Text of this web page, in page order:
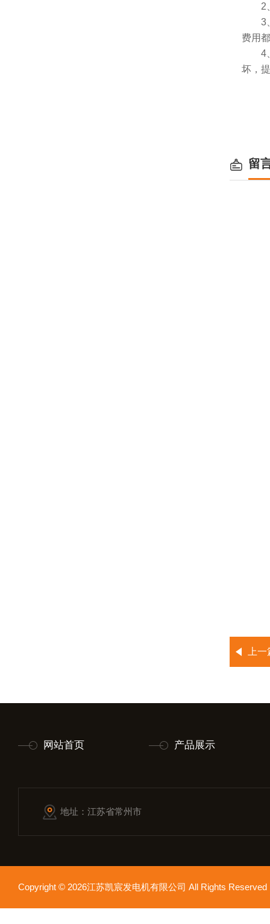
2、
3、
费用
4、
坏，
留
上
网站首页 产品展示
地址：江苏省常州市
Copyright © 2026江苏凯宸发电机有限公司 All Rights